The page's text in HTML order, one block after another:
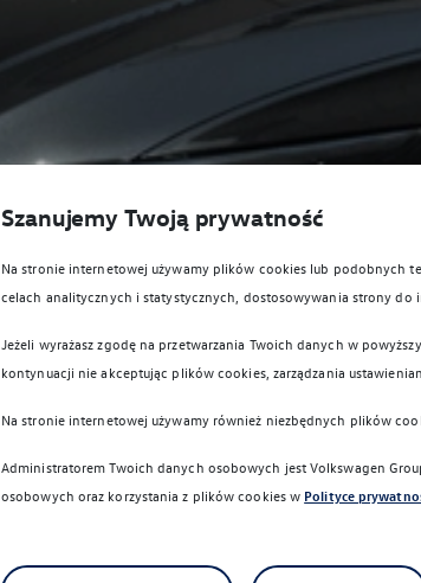
Szanujemy Twoją prywatność
Na stronie internetowej używamy plików cookies lub podobnych
celach analitycznych i statystycznych, dostosowywania strony
Jeżeli wyrażasz zgodę na przetwarzania Twoich danych w
kontynuacji nie akceptując plików cookies, zarządzania
Na stronie internetowej używamy również niezbędnych plików
Administratorem Twoich danych osobowych jest Volkswagen
osobowych oraz korzystania z plików cookies w Polityce